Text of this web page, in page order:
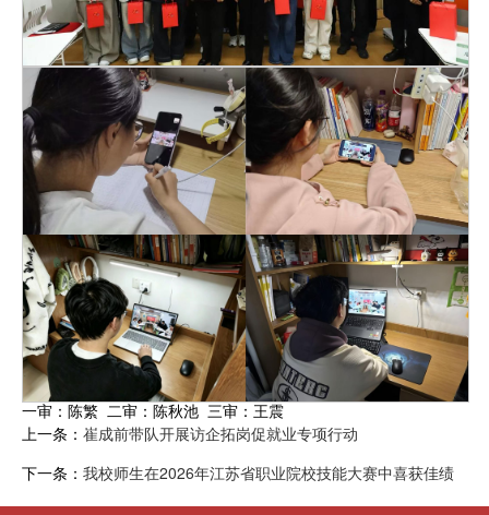
一审：陈繁 二审：陈秋池 三审：王震
上一条： 崔成前带队开展访企拓岗促就业专项行动
下一条： 我校师生在2026年江苏省职业院校技能大赛中喜获佳绩